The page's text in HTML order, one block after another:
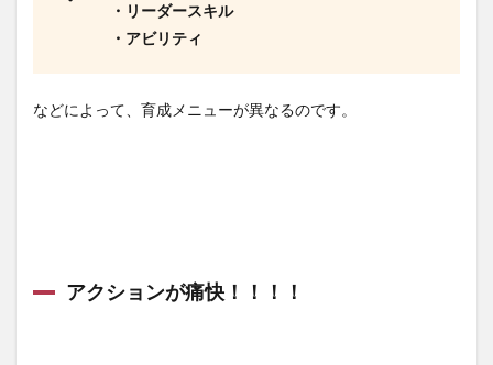
・リーダースキル
・アビリティ
などによって、育成メニューが異なるのです。
アクションが痛快！！！！